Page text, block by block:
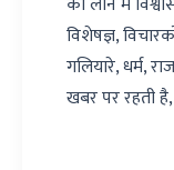
विशेषज्ञ,
गलियारे, धर्म,
खबर पर रहती